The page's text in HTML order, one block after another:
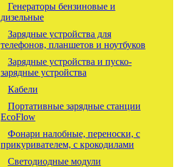
Генераторы бензиновые и
дизельные
Зарядные устройства для
телефонов, планшетов и ноутбуков
Зарядные устройства и пуско-
зарядные устройства
Кабели
Портативные зарядные станции
EcoFlow
Фонари налобные, переноски, с
прикуривателем, с крокодилами
Светодиодные модули